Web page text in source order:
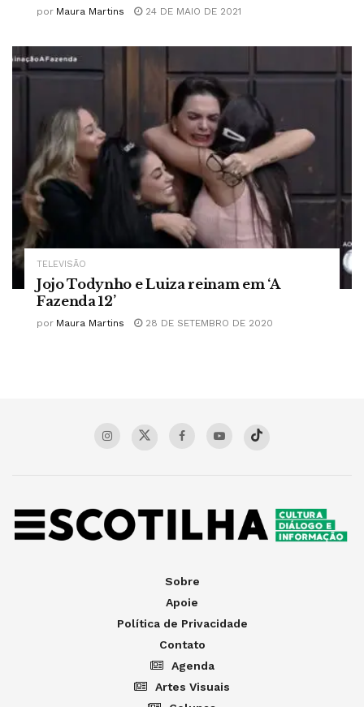
por Maura Martins 24 DE MAIO DE 2021
TELEVISÃO
Jojo Todynho e Luiza reinam em ‘A
Fazenda 12’
por Maura Martins 28 DE SETEMBRO DE 2020
Sobre
Apoie
Política de Privacidade
Contato
Agenda
Artes Visuais